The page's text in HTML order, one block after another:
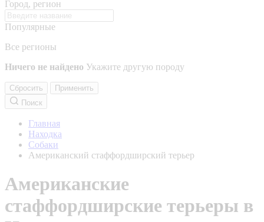
Город, регион
Популярные
Все регионы
Ничего не найдено Укажите другую породу
Сбросить
Применить
Поиск
Главная
Находка
Собаки
Американский стаффордширский терьер
Американские
стаффордширские терьеры в